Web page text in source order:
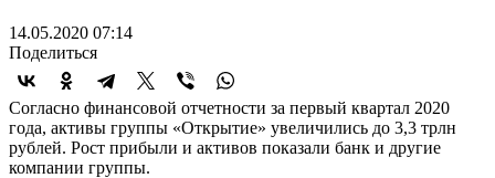
14.05.2020 07:14
Поделиться
Согласно финансовой отчетности за первый квартал 2020
года, активы группы «Открытие» увеличились до 3,3 трлн
рублей. Рост прибыли и активов показали банк и другие
компании группы.